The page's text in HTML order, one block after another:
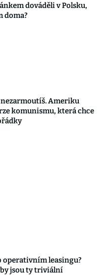
dováděli v Polsku,
doma?
Ameriku
komunismu, která chce
operativním leasingu?
jsou ty triviální